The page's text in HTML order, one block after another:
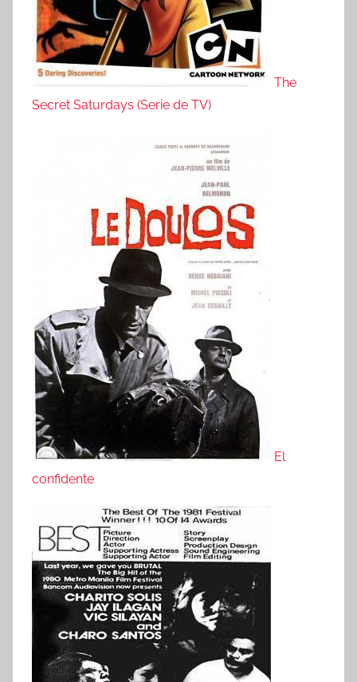
The
Secret Saturdays (Serie de TV)
El
confidente